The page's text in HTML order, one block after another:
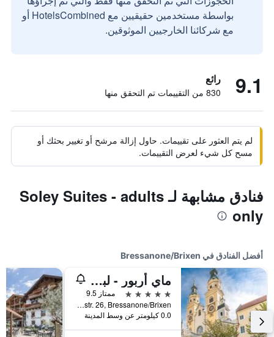
بواسطة مستخدمين حقيقيين مع HotelsCombined أو
مع شركائنا الخارجيين الموثوقين.
9.1 رائع
830 من التقييمات تم التحقق منها
لم يتم العثور على تقييمات. حاول إزالة مرشح أو تغيير بحثك أو
مسح كل شيء لعرض التقييمات.
فنادق مشابهة لـ Soley Suites - adults
only
أفضل الفنادق في Bressanone/Brixen
ماي أربور - لبالغيس فقط
5 نجوم
ممتاز 9.5
Leonharderstr. 26, Bressanone/Brixen, ألتو أديجي, إيطاليا
0.0 كيلومتر عن وسط المدينة